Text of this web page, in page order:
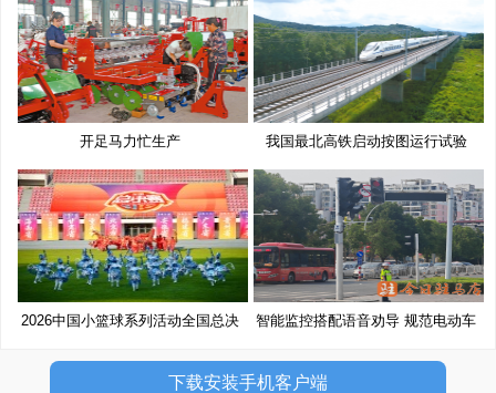
开足马力忙生产 我国最北高铁启动按图运行试验
2026中国小篮球系列活动全国总决
智能监控搭配语音劝导 规范电动车
下载安装手机客户端